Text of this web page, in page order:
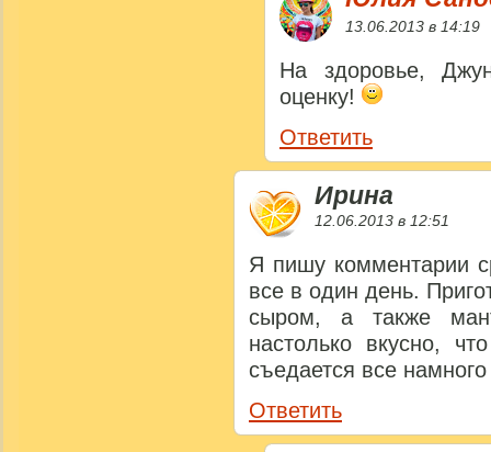
13.06.2013 в 14:19
На здоровье,
оценку!
Ответить
Ирина
12.06.2013 в 12:51
Я пишу комментарии
все в один день.
сыром, а также
настолько вкусно,
съедается все
Ответить